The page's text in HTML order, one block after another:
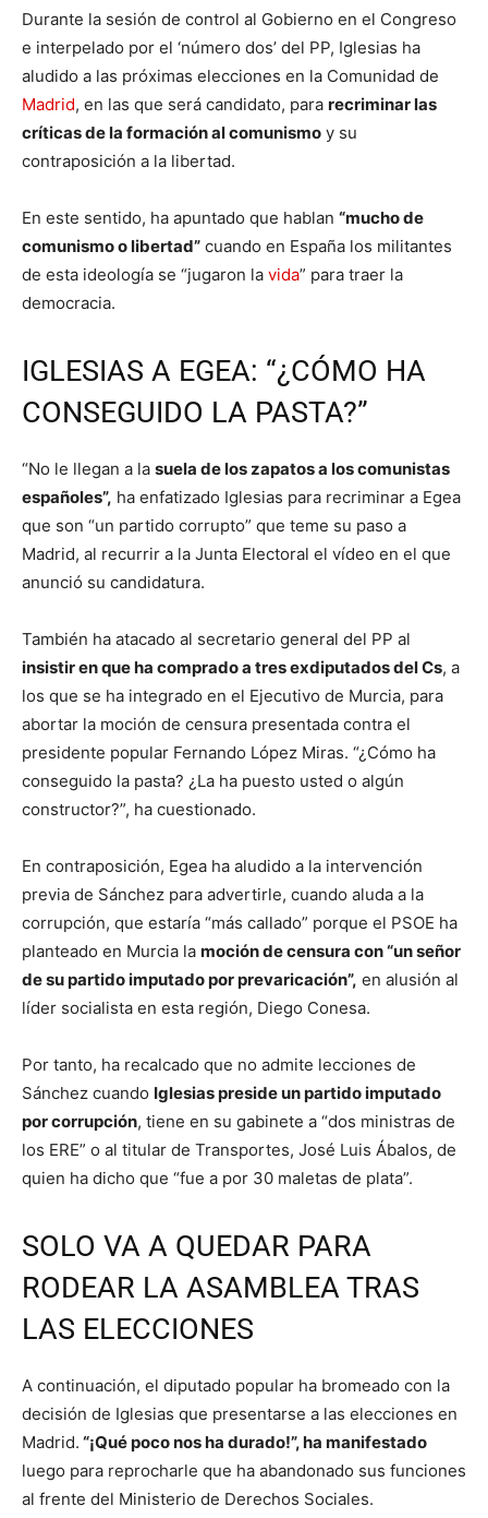
Durante la sesión de control al Gobierno en el Congreso
e interpelado por el ‘número dos’ del PP, Iglesias ha
aludido a las próximas elecciones en la Comunidad de
Madrid, en las que será candidato, para recriminar las
críticas de la formación al comunismo y su
contraposición a la libertad.
En este sentido, ha apuntado que hablan “mucho de
comunismo o libertad” cuando en España los militantes
de esta ideología se “jugaron la vida” para traer la
democracia.
IGLESIAS A EGEA: “¿CÓMO HA
CONSEGUIDO LA PASTA?”
“No le llegan a la suela de los zapatos a los comunistas
españoles”, ha enfatizado Iglesias para recriminar a Egea
que son “un partido corrupto” que teme su paso a
Madrid, al recurrir a la Junta Electoral el vídeo en el que
anunció su candidatura.
También ha atacado al secretario general del PP al
insistir en que ha comprado a tres exdiputados del Cs, a
los que se ha integrado en el Ejecutivo de Murcia, para
abortar la moción de censura presentada contra el
presidente popular Fernando López Miras. “¿Cómo ha
conseguido la pasta? ¿La ha puesto usted o algún
constructor?”, ha cuestionado.
En contraposición, Egea ha aludido a la intervención
previa de Sánchez para advertirle, cuando aluda a la
corrupción, que estaría “más callado” porque el PSOE ha
planteado en Murcia la moción de censura con “un señor
de su partido imputado por prevaricación”, en alusión al
líder socialista en esta región, Diego Conesa.
Por tanto, ha recalcado que no admite lecciones de
Sánchez cuando Iglesias preside un partido imputado
por corrupción, tiene en su gabinete a “dos ministras de
los ERE” o al titular de Transportes, José Luis Ábalos, de
quien ha dicho que “fue a por 30 maletas de plata”.
SOLO VA A QUEDAR PARA
RODEAR LA ASAMBLEA TRAS
LAS ELECCIONES
A continuación, el diputado popular ha bromeado con la
decisión de Iglesias que presentarse a las elecciones en
Madrid. “¡Qué poco nos ha durado!”, ha manifestado
luego para reprocharle que ha abandonado sus funciones
al frente del Ministerio de Derechos Sociales.